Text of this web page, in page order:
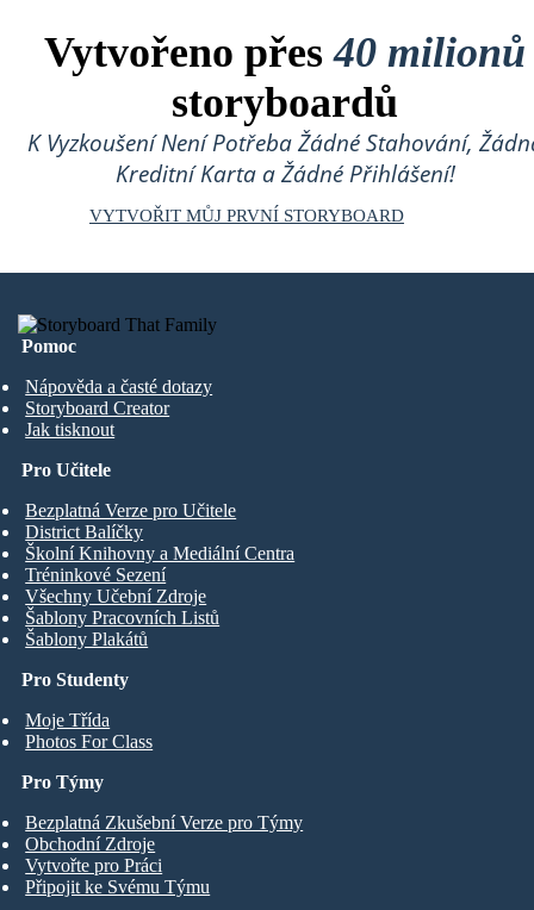
Vytvořeno přes40 milionů
storyboardů
K Vyzkoušení Není Potřeba Žádné Stahování,
Kreditní Karta a Žádné Přihlášení!
VYTVOŘIT MŮJ PRVNÍ STORYBOARD
Pomoc
Nápověda a časté dotazy
Storyboard Creator
Jak tisknout
Pro Studenty
Moje Třída
Photos For Class
Pro Učitele
Bezplatná Verze pro Učitele
District Balíčky
Školní Knihovny a Mediální Centra
Tréninkové Sezení
Všechny Učební Zdroje
Šablony Pracovních Listů
Šablony Plakátů
Pro Týmy
Bezplatná Zkušební Verze pro Týmy
Obchodní Zdroje
Vytvořte pro Práci
Připojit ke Svému Týmu